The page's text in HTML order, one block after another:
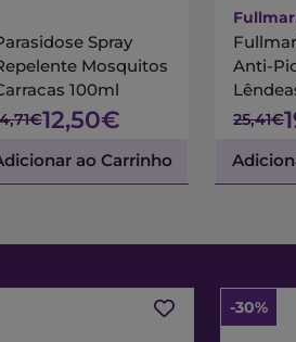
Spray
Mosquitos
100ml
12,50€
ao Carrinho
Anti-
50% 2ª
25,41€
-30%